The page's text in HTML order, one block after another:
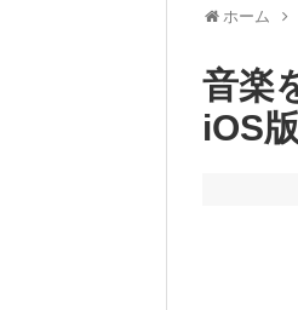
ホーム
音楽
iOS